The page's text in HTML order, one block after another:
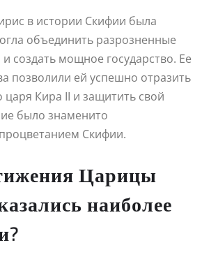
в истории Скифии была
объединить разрозненные
создать мощное государство. Ее
позволили ей успешно отразить
царя Кира II и защитить свой
было знаменито
Скифии.
Царицы
наиболее